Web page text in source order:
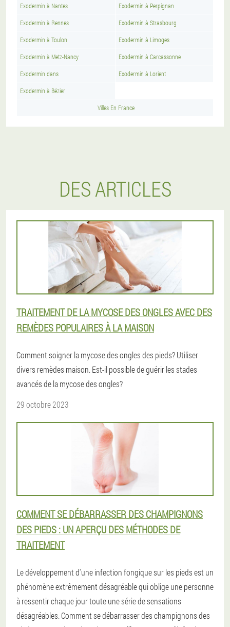
Exodermin à Nantes Exodermin à Perpignan
Exodermin à Rennes Exodermin à Strasbourg
Exodermin à Toulon Exodermin à Limoges
Exodermin à Metz-Nancy Exodermin à Carcassonne
Exodermin dans Exodermin à Lorient
Exodermin à Bézier
Villes En France
DES ARTICLES
TRAITEMENT DE LA MYCOSE DES ONGLES AVEC DES
REMÈDES POPULAIRES À LA MAISON
Comment soigner la mycose des ongles des pieds? Utiliser
divers remèdes maison. Est-il possible de guérir les stades
avancés de la mycose des ongles?
29 octobre 2023
COMMENT SE DÉBARRASSER DES CHAMPIGNONS
DES PIEDS : UN APERÇU DES MÉTHODES DE
TRAITEMENT
Le développement d'une infection fongique sur les pieds est un
phénomène extrêmement désagréable qui oblige une personne
à ressentir chaque jour toute une série de sensations
désagréables. Comment se débarrasser des champignons des